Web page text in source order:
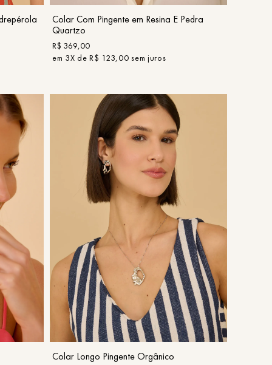
Colar Com Pingente em Resina E Pedra
Quartzo
R$ 369,00
em 3X deR$ 123, 00 sem juros
COMPRAR
Colar Longo Pingente Orgânico